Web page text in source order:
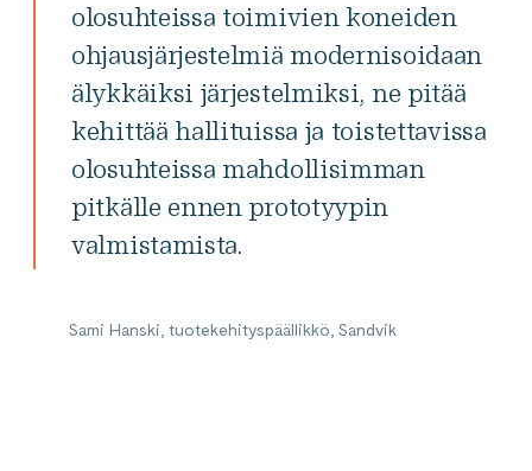
olosuhteissa toimivien koneiden
ohjausjärjestelmiä modernisoidaan
älykkäiksi järjestelmiksi, ne pitää
kehittää hallituissa ja toistettavissa
olosuhteissa mahdollisimman
pitkälle ennen prototyypin
valmistamista.
Sami Hanski, tuotekehityspäällikkö, Sandvik